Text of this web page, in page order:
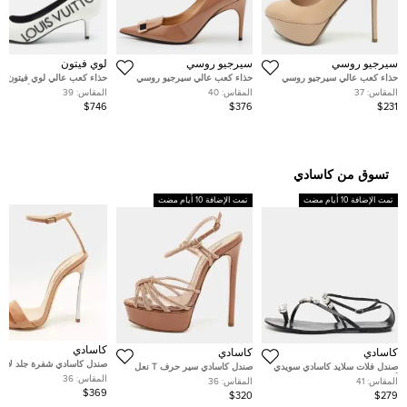
سيرجيو روسي
حذاء كعب عالي سيرجيو روسي
لوحة فوندان نعال سميكة جلد لامع
زهري فاتح مقاس 37
المقاس: 37
$231
سيرجيو روسي
حذاء كعب عالي سيرجيو روسي
مقاس 40 جلد لامع بيج مقدمة
مدببة
المقاس: 40
$376
لوي فيتون
حذاء كعب عالي لوي فيتون
باك جلد براءات لامع أبيض
المقاس: 39
$746
تسوق من كاسادي
تمت الإضافة 10 أيام مضت
كاسادي
صندل فلات سلايد كاسادي سويدي
أزرق كحلي بروش كريستال
مزخرف مقدمة مفتوحة مقاس 36
المقاس: 41
$279
تمت الإضافة 10 أيام مضت
كاسادي
صندل كاسادي سير حرف T نعل
سميك جلد ثعبان بيج مقاس 39
المقاس: 36
$320
كاسادي
صندل كاسادي شفرة جلد
بحزام للكاحل مقاس 36
المقاس: 36
$369